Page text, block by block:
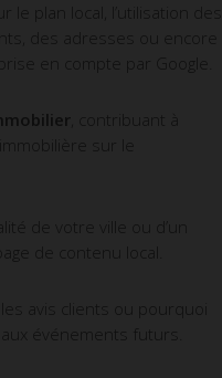
plan local, l’utilisation des
des adresses ou encore
en compte par Google.
, contribuant à
sur le
de votre ville ou d’un
de contenu local.
avis clients ou pourquoi
événements futurs.